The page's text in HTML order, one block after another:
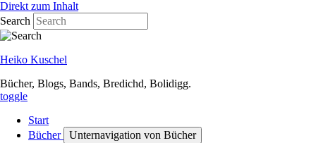
Direkt zum Inhalt
Search
Heiko Kuschel
Bücher, Blogs, Bands, Bredichd, Bolidigg.
toggle
Start
Bücher
Unternavigation von Bücher